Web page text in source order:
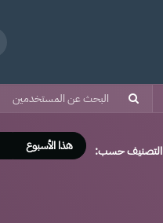
التصنيف حسب: هذا الأسبوع